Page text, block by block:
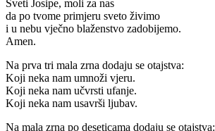
Sveti Josipe, moli za nas
da po tvome primjeru sveto živimo
i u nebu vječno blaženstvo zadobijemo.
Amen.
Na prva tri mala zrna dodaju se otajstva:
Koji neka nam umnoži vjeru.
Koji neka nam učvrsti ufanje.
Koji neka nam usavrši ljubav.
Na mala zrna po deseticama dodaju se otajstva: